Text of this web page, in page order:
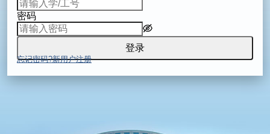
密码
登录
忘记密码?新用户注册